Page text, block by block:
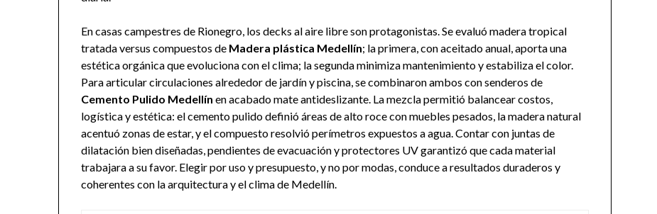
En casas campestres de Rionegro, los decks al aire libre son protagonistas. Se evaluó madera tropical
tratada versus compuestos de Madera plástica Medellín; la primera, con aceitado anual, aporta una
estética orgánica que evoluciona con el clima; la segunda minimiza mantenimiento y estabiliza el color.
Para articular circulaciones alrededor de jardín y piscina, se combinaron ambos con senderos de
Cemento Pulido Medellín en acabado mate antideslizante. La mezcla permitió balancear costos,
logística y estética: el cemento pulido definió áreas de alto roce con muebles pesados, la madera natural
acentuó zonas de estar, y el compuesto resolvió perímetros expuestos a agua. Contar con juntas de
dilatación bien diseñadas, pendientes de evacuación y protectores UV garantizó que cada material
trabajara a su favor. Elegir por uso y presupuesto, y no por modas, conduce a resultados duraderos y
coherentes con la arquitectura y el clima de Medellín.